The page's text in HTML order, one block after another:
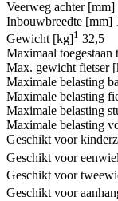
Veerweg achter [mm]
Inbouwbreedte [mm]
Gewicht [kg]1 32,5
Maximaal
Max. gewicht fietser
Maximale belasting
Maximale belasting
Maximale belasting
Maximale belasting
Geschikt voor
Geschikt voor
Geschikt voor
Geschikt voor